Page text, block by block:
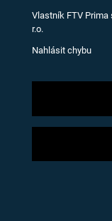
Vlastník FTV Prima
r.o.
Nahlásit chybu